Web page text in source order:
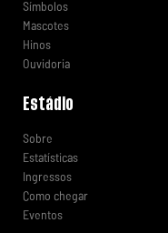
Símbolos
Mascotes
Hinos
Ouvidoria
Estádio
Sobre
Estatísticas
Ingressos
Como chegar
Eventos